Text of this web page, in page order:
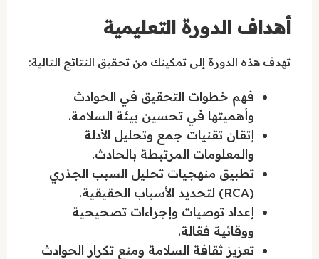
أهداف الدورة التعليمية
تهدف هذه الدورة إلى تمكينك من تحقيق النتائج التالية:
فهم خطوات التحقيق في الحوادث
وأهميتها في تحسين بيئة السلامة.
إتقان تقنيات جمع وتحليل الأدلة
والمعلومات المرتبطة بالحادث.
تطبيق منهجيات تحليل السبب الجذري
(RCA) لتحديد الأسباب الحقيقية.
إعداد توصيات وإجراءات تصحيحية
ووقائية فعّالة.
تعزيز ثقافة السلامة ومنع تكرار الحوادث